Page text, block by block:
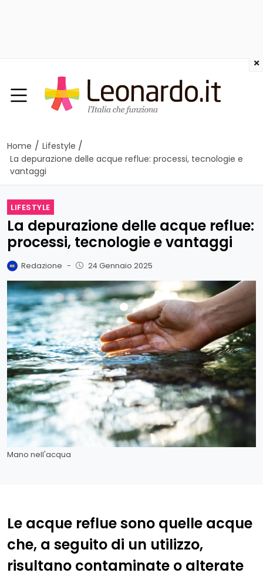
Home / Lifestyle /
La depurazione delle acque reflue: processi, tecnologie e
vantaggi
LIFESTYLE
La depurazione delle acque reflue:
processi, tecnologie e vantaggi
Redazione - 24 Gennaio 2025
Mano nell'acqua
Le acque reflue sono quelle acque
che, a seguito di un utilizzo,
risultano contaminate o alterate
×